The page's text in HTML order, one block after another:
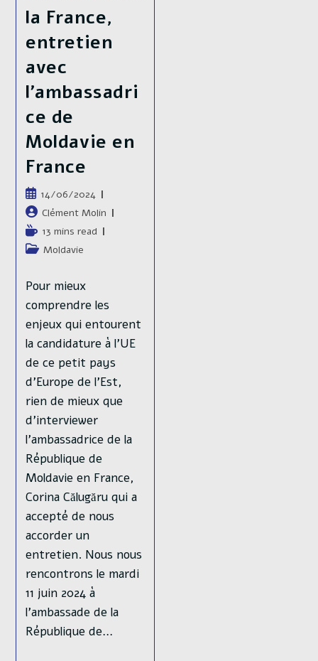
la France,
entretien
avec
l’ambassadri
ce de
Moldavie en
France
Publication
publiée :
14/06/2024
Auteur/autrice
de
la
publication :
Clément Molin
Temps
de
13 mins read
PostMoldavie
Pour mieux
comprendre les
enjeux qui entourent
la candidature à l'UE
de ce petit pays
d'Europe de l'Est,
rien de mieux que
d'interviewer
l'ambassadrice de la
République de
Moldavie en France,
Corina Călugăru qui a
accepté de nous
accorder un
entretien. Nous nous
rencontrons le mardi
11 juin 2024 à
l'ambassade de la
République de…